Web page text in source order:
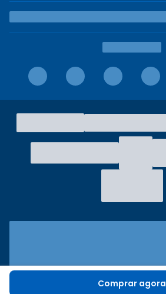
Comprar agora